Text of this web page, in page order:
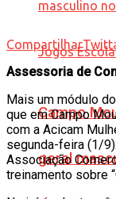
Campo
geral
Compartilhar
Assessoria de
Mais um módulo
que em Campo
com a Acicam
segunda-feira (1/
Associação
treinamento sobre